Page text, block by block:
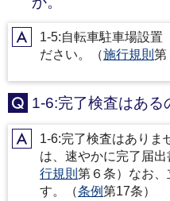
A1-5:自転車駐車場設置
ださい。（施行規則 第
Q 1-6:完了検査はある
A1-6:完了検査はありま
は、速やかに完了届
行規則 第６条）なお、
す。（条例第17条）